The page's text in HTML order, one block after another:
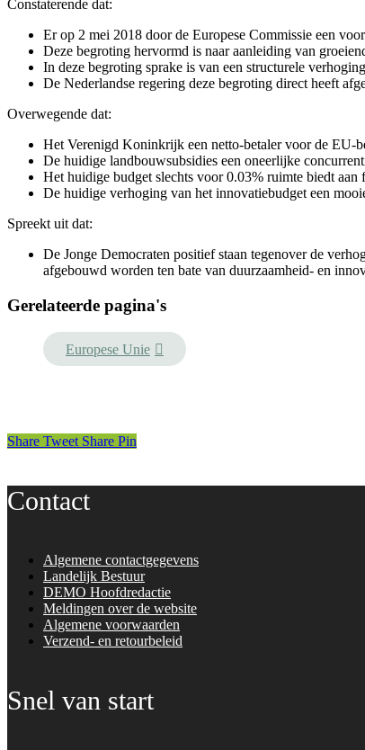
Constaterende dat:
Er op 2 mei 2018 door de Europese Commissie een
Deze begroting hervormd is naar aanleiding van
In deze begroting sprake is van een structurele
De Nederlandse regering deze begroting direct heeft
Overwegende dat:
Het Verenigd Koninkrijk een netto-betaler voor de EU-
De huidige landbouwsubsidies een oneerlijke
Het huidige budget slechts voor 0.03% ruimte biedt
De huidige verhoging van het innovatiebudget een
Spreekt uit dat:
De Jonge Democraten positief staan tegenover de
afgebouwd worden ten bate van duurzaamheid- en
Gerelateerde pagina's
Europese Unie
Share Tweet Share Pin
Contact
Algemene contactgegevens
Landelijk Bestuur
DEMO Hoofdredactie
Meldingen over de website
Algemene voorwaarden
Verzend- en retourbeleid
Snel van start